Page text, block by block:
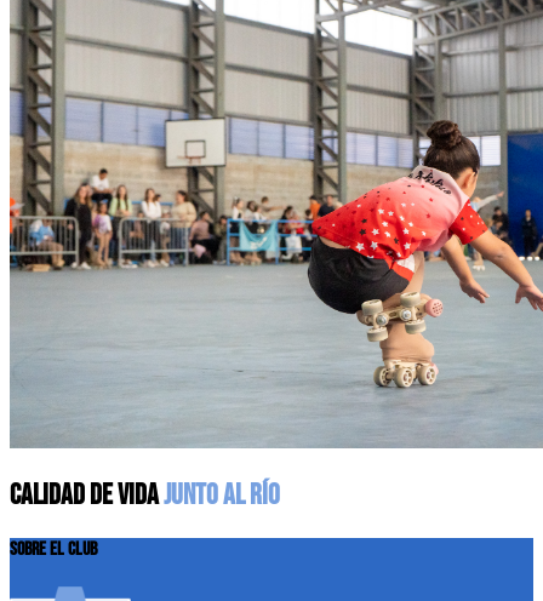
CALIDAD DE VIDAJUNTO AL RÍO
SOBRE EL CLUB